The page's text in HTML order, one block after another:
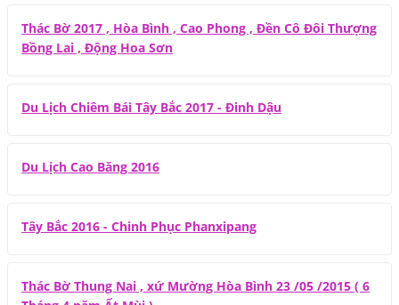
Thác Bờ 2017 , Hòa Bình , Cao Phong , Đền Cô Đôi Thượng
Bồng Lai , Động Hoa Sơn
Du Lịch Chiêm Bái Tây Bắc 2017 - Đinh Dậu
Du Lịch Cao Băng 2016
Tây Bắc 2016 - Chinh Phục Phanxipang
Thác Bờ Thung Nai , xứ Mường Hòa Bình 23 /05 /2015 ( 6